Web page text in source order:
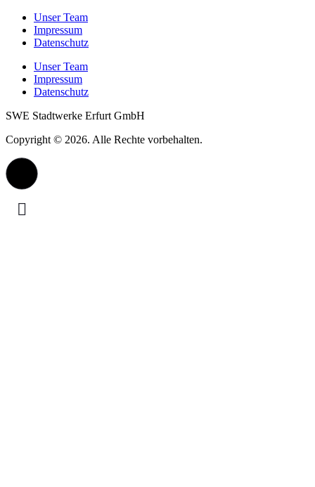
Unser Team
Impressum
Datenschutz
Unser Team
Impressum
Datenschutz
SWE Stadtwerke Erfurt GmbH
Copyright © 2026. Alle Rechte vorbehalten.